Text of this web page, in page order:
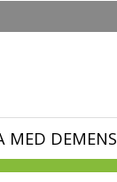
MED DEMENS